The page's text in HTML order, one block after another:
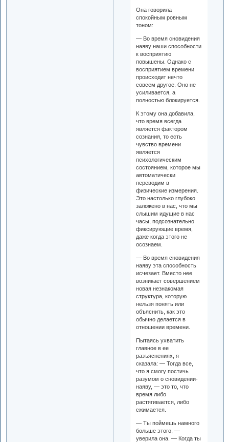
Она говорила
спокойным ровным
тоном:
— Во время сновидения
наяву наши способности
к восприятию
повышены. Однако с
восприятием времени
происходит нечто
совсем другое. Оно не
усиливается, а
полностью блокируется.
К этому она добавила,
что время всегда
является фактором
сознания, то есть
чувство времени
является
психологическим
состоянием, которое мы
автоматически
переводим в
физические измерения.
Это настолько глубоко
заложено в нас, что мы
слышим идущие в нас
часы, подсознательно
фиксирующие время,
даже когда этого не
осознаем.
— Во время сновидения
наяву эта способность
исчезает. Вместо нее
возникает совершением
новая незнакомая
структура, которую
нельзя понять или
объяснить, как это
обычно делается в
отношении времени.
Пытаясь ухватить
главное в ее
разъяснениях, я
сказала: — Тогда все,
что я смогу постичь
разумом о сновидении-
наяву, — это то, что
время либо
растягивается, либо
сжимается.
— Ты поймешь намного
больше этого, —
уверила она. — Когда ты